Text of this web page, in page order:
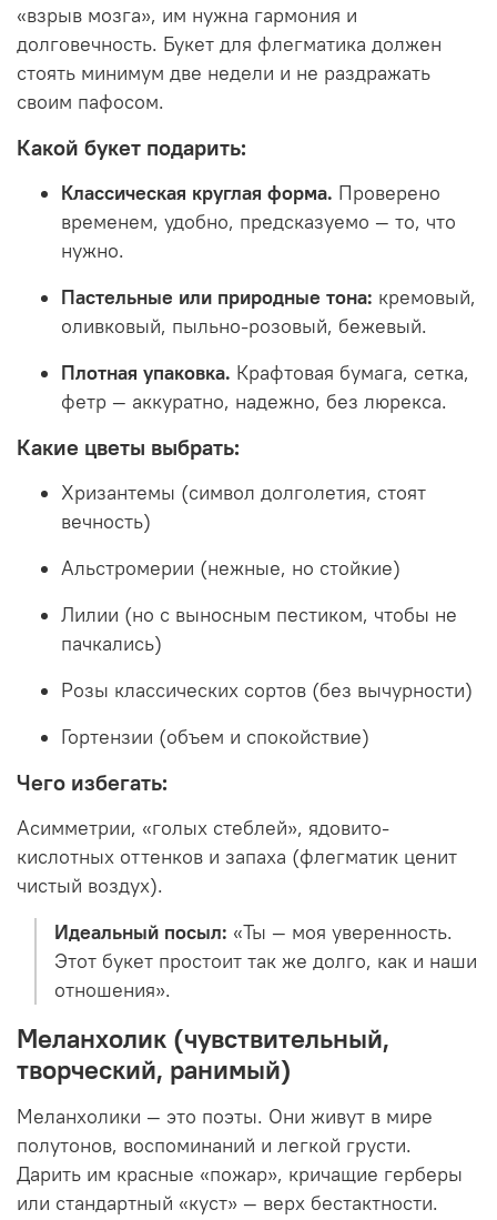
«взрыв мозга», им нужна гармония и
долговечность. Букет для флегматика должен
стоять минимум две недели и не раздражать
своим пафосом.
Какой букет подарить:
Классическая круглая форма. Проверено
временем, удобно, предсказуемо — то, что
нужно.
Пастельные или природные тона: кремовый,
оливковый, пыльно-розовый, бежевый.
Плотная упаковка. Крафтовая бумага, сетка,
фетр — аккуратно, надежно, без люрекса.
Какие цветы выбрать:
Хризантемы (символ долголетия, стоят
вечность)
Альстромерии (нежные, но стойкие)
Лилии (но с выносным пестиком, чтобы не
пачкались)
Розы классических сортов (без вычурности)
Гортензии (объем и спокойствие)
Чего избегать:
Асимметрии, «голых стеблей», ядовито-
кислотных оттенков и запаха (флегматик ценит
чистый воздух).
Идеальный посыл: «Ты — моя уверенность.
Этот букет простоит так же долго, как и наши
отношения».
Меланхолик (чувствительный,
творческий, ранимый)
Меланхолики — это поэты. Они живут в мире
полутонов, воспоминаний и легкой грусти.
Дарить им красные «пожар», кричащие герберы
или стандартный «куст» — верх бестактности.